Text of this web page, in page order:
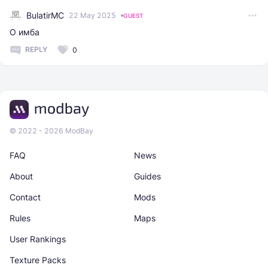
BulatirMC 22 May 2025 GUEST
О имба
REPLY 0
© 2022 - 2026 ModBay
News
Maps
About
Rules
Guides
Texture Packs
Contact
User Rankings
Mods
FAQ